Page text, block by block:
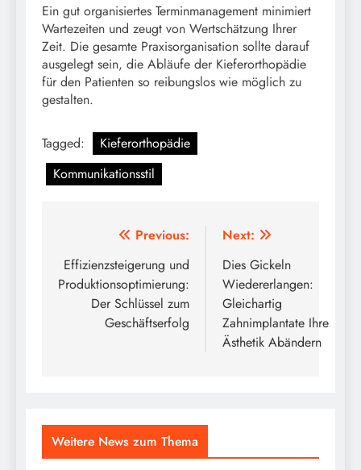
Ein gut organisiertes Terminmanagement minimiert
Wartezeiten und zeugt von Wertschätzung Ihrer
Zeit. Die gesamte Praxisorganisation sollte darauf
ausgelegt sein, die Abläufe der Kieferorthopädie
für den Patienten so reibungslos wie möglich zu
gestalten.
Tagged:
Kieferorthopädie
Kommunikationsstil
navigation
Previous:
Effizienzsteigerung und
Produktionsoptimierung:
Der Schlüssel zum
Geschäftserfolg
Next:
Dies Gickeln
Wiedererlangen:
Gleichartig
Zahnimplantate Ihre
Ästhetik Abändern
Weitere News zum Thema